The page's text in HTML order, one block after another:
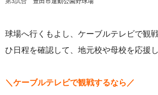
球場へ行くもよし、ケーブルテレビで観
ひ日程を確認して、地元校や母校を応援
＼ケーブルテレビで観戦するなら／